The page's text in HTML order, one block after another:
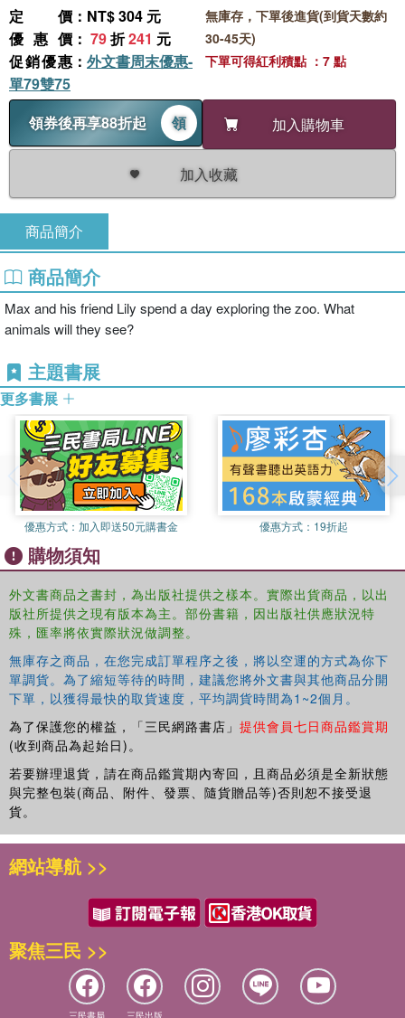
定價 ：NT$ 304 元
優惠價 ： 79折241 元
促銷優惠 ： 外文書周末優惠-
單79雙75
領券後再享88折起
領 加入購物車
加入收藏
無庫存，下單後進貨(到貨天數約
30-45天)
下單可得紅利積點 ：7 點
商品簡介
商品簡介
Max and his friend Lily spend a day exploring the zoo. What
animals will they see?
主題書展
更多書展
優惠方式： 加入即送50元購書金 優惠方式： 19折起
購物須知
外文書商品之書封，為出版社提供之樣本。實際出貨商品，以出
版社所提供之現有版本為主。部份書籍，因出版社供應狀況特
殊，匯率將依實際狀況做調整。
無庫存之商品，在您完成訂單程序之後，將以空運的方式為你下
單調貨。為了縮短等待的時間，建議您將外文書與其他商品分開
下單，以獲得最快的取貨速度，平均調貨時間為1~2個月。
為了保護您的權益，「三民網路書店」 提供會員七日商品鑑賞期
(收到商品為起始日)。
若要辦理退貨，請在商品鑑賞期內寄回，且商品必須是全新狀態
與完整包裝(商品、附件、發票、隨貨贈品等)否則恕不接受退
貨。
網站導航 >>
聚焦三民 >>
三民書局 三民出版